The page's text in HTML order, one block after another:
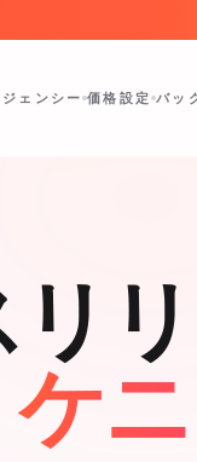
ェンシー 価格設定 バッ
ケ